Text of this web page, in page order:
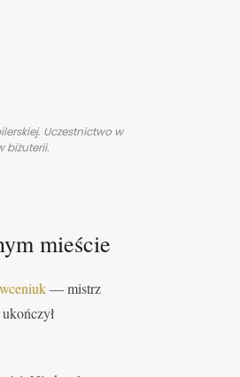
Uczestnictwo w
biżuterii.
mieście
— mistrz